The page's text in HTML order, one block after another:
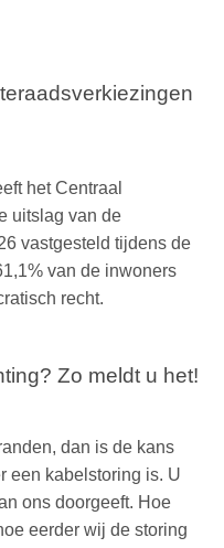
het Centraal
uitslag van de
vastgesteld tijdens de
van de inwoners
recht.
Zo meldt u het!
dan is de kans
een kabelstoring is. U
ons doorgeeft. Hoe
eerder wij de storing